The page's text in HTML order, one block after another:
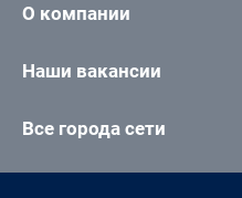
О компании
Наши вакансии
Все города сети